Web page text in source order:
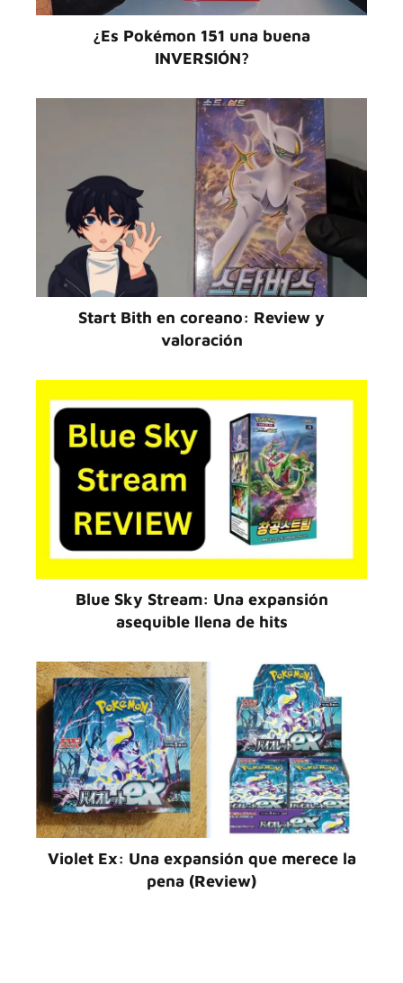
¿Es Pokémon 151 una buena
INVERSIÓN?
Start Bith en coreano: Review y
valoración
Blue Sky Stream: Una expansión
asequible llena de hits
Violet Ex: Una expansión que merece la
pena (Review)